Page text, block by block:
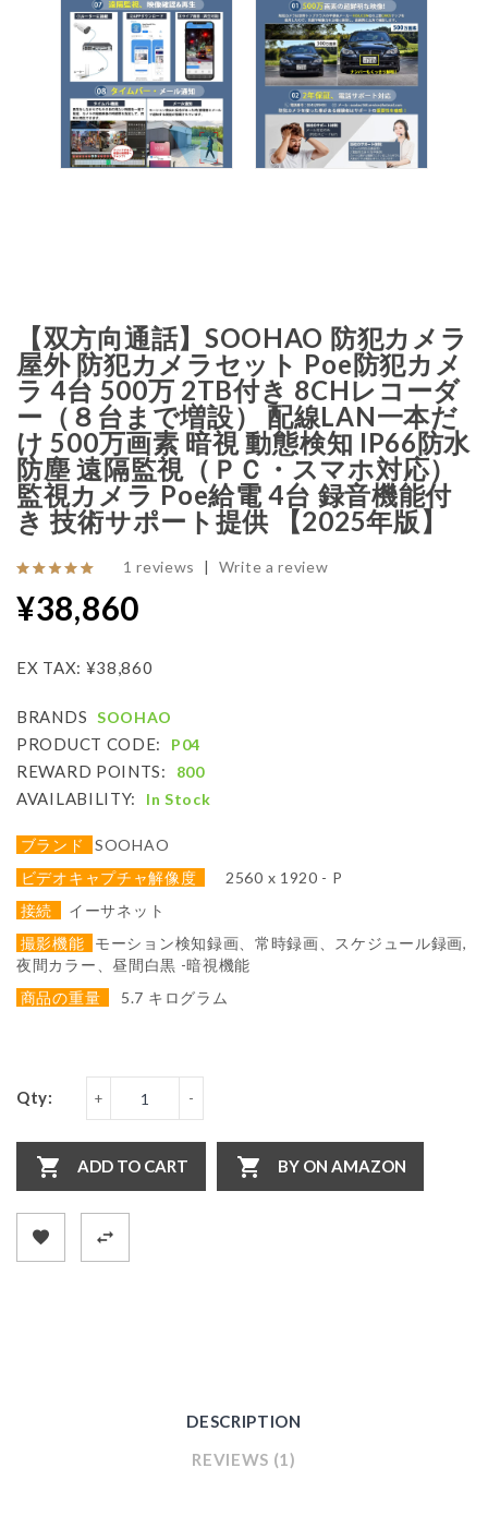
【双方向通話】SOOHAO 防犯カメラ
屋外 防犯カメラセット Poe防犯カメ
ラ 4台 500万 2TB付き 8CHレコーダ
ー（８台まで増設） 配線LAN一本だ
け 500万画素 暗視 動態検知 IP66防水
防塵 遠隔監視（ＰＣ・スマホ対応）
監視カメラ Poe給電 4台 録音機能付
き 技術サポート提供 【2025年版】
1 reviews | Write a review
¥38,860
EX TAX: ¥38,860
BRANDS SOOHAO
PRODUCT CODE: P04
REWARD POINTS: 800
AVAILABILITY: In Stock
ブランド
SOOHAO
ビデオキャプチャ解像度
2560 x 1920 - P
接続
イーサネット
撮影機能
モーション検知録画、常時録画、スケジュール録画,
夜間カラー、昼間白黒 -暗視機能
商品の重量
5.7 キログラム
Qty:
ADD TO CART BY ON AMAZON
DESCRIPTION
REVIEWS (1)